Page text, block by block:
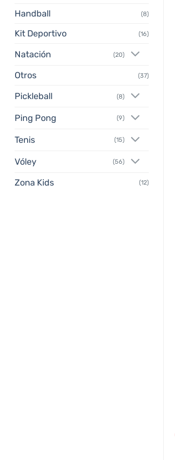
Handball (8)
Kit Deportivo (16)
Natación (20)
Otros (37)
Pickleball (8)
Ping Pong (9)
Tenis (15)
Vóley (56)
Zona Kids (12)